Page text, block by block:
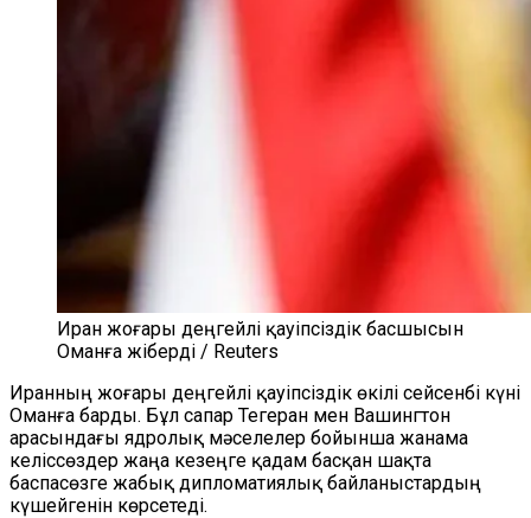
Иран жоғары деңгейлі қауіпсіздік басшысын
Оманға жіберді / Reuters
Иранның жоғары деңгейлі қауіпсіздік өкілі сейсенбі күні
Оманға барды. Бұл сапар Тегеран мен Вашингтон
арасындағы ядролық мәселелер бойынша жанама
келіссөздер жаңа кезеңге қадам басқан шақта
баспасөзге жабық дипломатиялық байланыстардың
күшейгенін көрсетеді.